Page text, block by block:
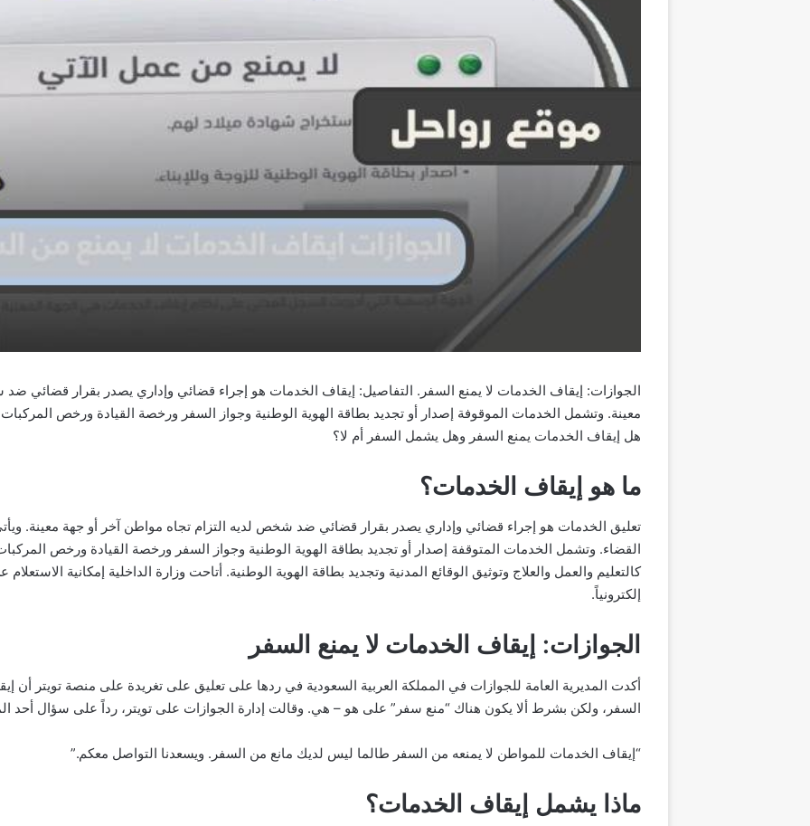
الجوازات: إيقاف الخدمات لا يمنع السفر. التفاصيل: إيقاف الخدمات هو إجراء قضائي وإداري يصدر بقرار قضائي
معينة. وتشمل الخدمات الموقوفة إصدار أو تجديد بطاقة الهوية الوطنية وجواز السفر ورخصة القيادة ورخص
هل إيقاف الخدمات يمنع السفر وهل يشمل السفر أم لا؟
ما هو إيقاف الخدمات؟
تعليق الخدمات هو إجراء قضائي وإداري يصدر بقرار قضائي ضد شخص لديه التزام تجاه مواطن آخر أو جهة معينة. ويأتي
القضاء. وتشمل الخدمات المتوقفة إصدار أو تجديد بطاقة الهوية الوطنية وجواز السفر ورخصة القيادة ورخص
كالتعليم والعمل والعلاج وتوثيق الوقائع المدنية وتجديد بطاقة الهوية الوطنية. أتاحت وزارة الداخلية إمكانية
إلكترونياً.
الجوازات: إيقاف الخدمات لا يمنع السفر
أكدت المديرية العامة للجوازات في المملكة العربية السعودية في ردها على تعليق على تغريدة على منصة تويتر أن
السفر، ولكن بشرط ألا يكون هناك “منع سفر” على هو – هي. وقالت إدارة الجوازات على تويتر، رداً على سؤال أحد
“إيقاف الخدمات للمواطن لا يمنعه من السفر طالما ليس لديك مانع من السفر. ويسعدنا التواصل معكم.”
ماذا يشمل إيقاف الخدمات؟